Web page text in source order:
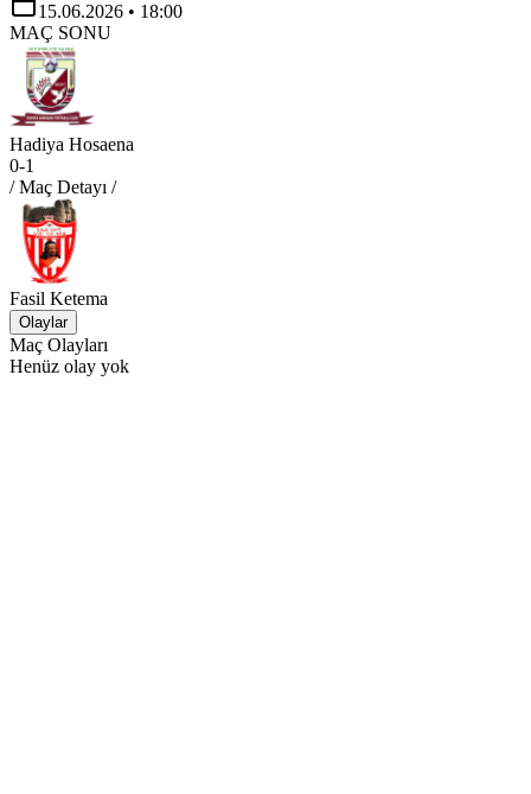
15.06.2026 • 18:00
MAÇ SONU
Hadiya Hosaena
0-1
/ Maç Detayı /
Fasil Ketema
Olaylar
Maç Olayları
Henüz olay yok